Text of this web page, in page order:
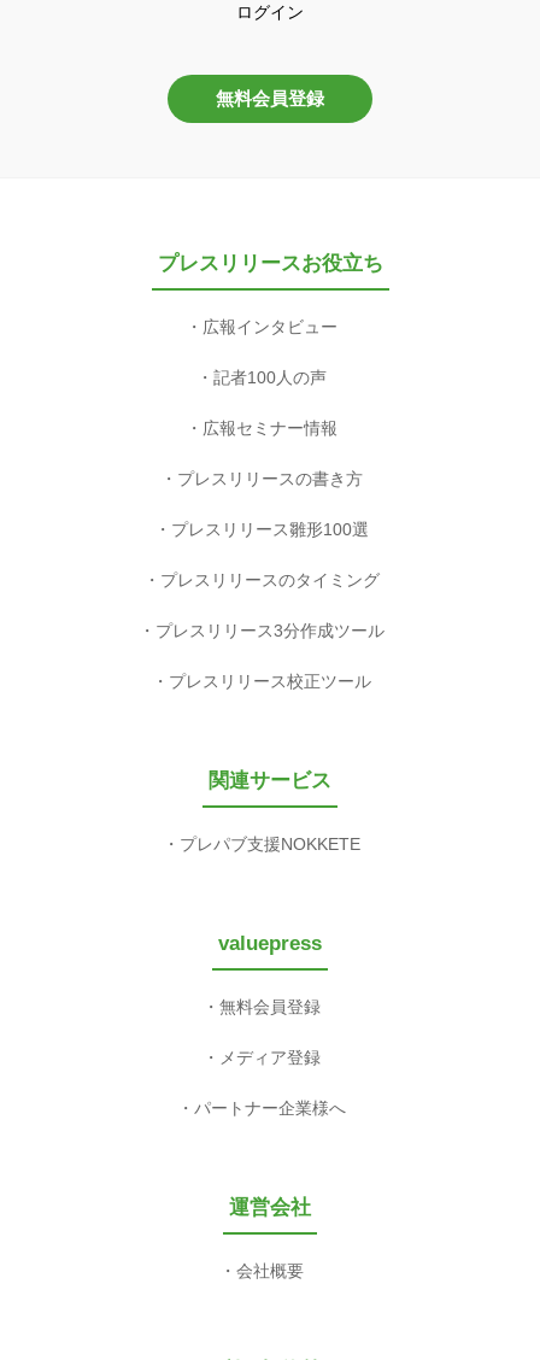
ログイン
無料会員登録
プレスリリースお役立ち
広報インタビュー
記者100人の声
広報セミナー情報
プレスリリースの書き方
プレスリリース雛形100選
プレスリリースのタイミング
プレスリリース3分作成ツール
プレスリリース校正ツール
関連サービス
プレパブ支援NOKKETE
valuepress
無料会員登録
メディア登録
パートナー企業様へ
運営会社
会社概要